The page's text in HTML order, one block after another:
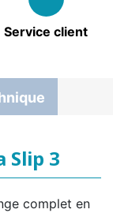
Service client
Slip 3
complet en